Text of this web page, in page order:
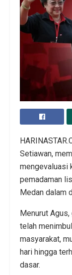
Setiawan,
mengevaluasi
pemadaman
Medan dalam
Menurut
telah
masyarakat,
hari hingga
dasar.